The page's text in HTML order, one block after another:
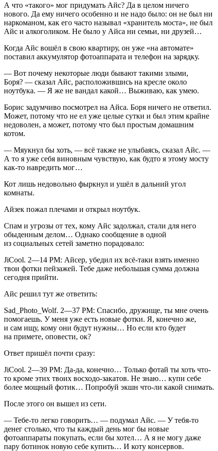
А что «такого» мог придумать Айс? Да в целом ничего
нового. Да ему ничего особенно и не надо было: он не был ни
наркоманом, как его часто называл «хранитель моста», не был
Айс и алкоголиком. Не было у Айса ни семьи, ни друзей…
Когда Айс вошёл в свою квартиру, он уже «на автомате»
поставил аккумулятор фотоаппарата и телефон на зарядку.
— Вот почему некоторые люди бывают такими злыми,
Боря? — сказал Айс, расположившись на кресле около
ноутбука. — Я же не вандал какой… Выживаю, как умею.
Борис задумчиво посмотрел на Айса. Боря ничего не ответил.
Может, потому что не ел уже целые сутки и был этим крайне
недоволен, а может, потому что был простым домашним
котом.
— Мяукнул бы хоть, — всё также не улыбаясь, сказал Айс. —
А то я уже себя виновным чувствую, как будто я этому мосту
как-то навредить мог…
Кот лишь недовольно фыркнул и ушёл в дальний угол
комнаты.
Айзек пожал плечами и открыл ноутбук.
Спам и угрозы от тех, кому Айс задолжал, стали для него
обыденным делом… Однако сообщение в одной
из социальных сетей заметно порадовало:
JiCool. 2—14 РМ: Айсер, убедил их всё-таки взять именно
твои фотки пейзажей. Тебе даже небольшая сумма должна
сегодня прийти.
Айс решил тут же ответить:
Sad_Photo_Wolf. 2—37 РM: Спасибо, дружище, ты мне очень
помогаешь. У меня уже есть новые фотки. Я, конечно же,
и сам ищу, кому они будут нужны… Но если кто будет
на примете, оповести, ок?
Ответ пришёл почти сразу:
JiCool. 2—39 РM: Да-да, конечно… Только фотай ты хоть что-
то кроме этих твоих восходо-закатов. Не знаю… купи себе
более мощный фотик… Попробуй экшн что-ли какой снимать.
После этого он вышел из сети.
— Тебе-то легко говорить… — подумал Айс. — У тебя-то
денег столько, что ты каждый день мог бы новые
фотоаппараты покупать, если бы хотел… А я не могу даже
пару ботинок новую себе купить… И коту консервов.